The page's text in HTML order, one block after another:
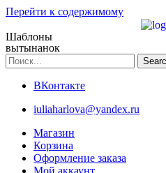
Перейти к содержимому
Шаблоны
вытынанок
ВКонтакте
iuliaharlova@yandex.ru
Магазин
Корзина
Оформление заказа